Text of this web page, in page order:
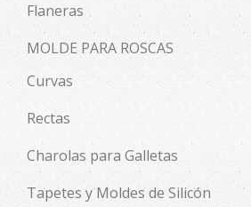
Flaneras
MOLDE PARA ROSCAS
Curvas
Rectas
Charolas para Galletas
Tapetes y Moldes de Silicón